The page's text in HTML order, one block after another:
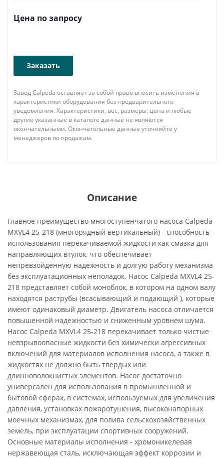
Цена по запросу
Заказать
Завод Calpeda оставляет за собой право вносить изменения в
характеристики оборудования без предварительного
уведомления. Характеристики, вес, размеры, цена и любые
другие указанные в каталоге данные не являются
окончательными. Окончательные данные уточняйте у
менеджеров по продажам.
Описание
Главное преимущество многоступенчатого насоса Calpeda
MXVL4 25-218 (многорядный вертикальный) - способность
использования перекачиваемой жидкости как смазка для
направляющих втулок, что обеспечивает
непревзойденную надежность и долгую работу механизма
без эксплуатационных неполадок. Насос Calpeda MXVL4 25-
218 представляет собой моноблок, в котором на одном валу
находятся раструбы (всасывающий и подающий ), которые
имеют одинаковый диаметр. Двигатель насоса отличается
повышенной надежностью и сниженным уровнем шума.
Насос Calpeda MXVL4 25-218 перекачивает только чистые
невзрывоопасные жидкости без химически агрессивных
включений для материалов исполнения насоса, а также в
жидкостях не должно быть твердых или
длинноволокнистых элементов. Насос достаточно
универсален для использования в промышленной и
бытовой сферах, в системах, используемых для увеличения
давления, установках пожаротушения, высоконапорных
моечных механизмах, для полива сельскохозяйственных
земель, при эксплуатации спортивных сооружений.
Основные материалы исполнения - хромоникелевая
нержавеющая сталь, исключающая эффект коррозии и